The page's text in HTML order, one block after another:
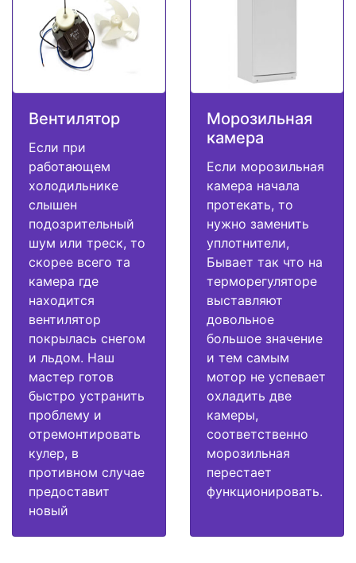
Вентилятор
Если при
работающем
холодильнике
слышен
подозрительный
шум или треск, то
скорее всего та
камера где
находится
вентилятор
покрылась снегом
и льдом. Наш
мастер готов
быстро устранить
проблему и
отремонтировать
кулер, в
противном случае
предоставит
новый
Морозильная
камера
Если морозильная
камера начала
протекать, то
нужно заменить
уплотнители,
Бывает так что на
терморегуляторе
выставляют
довольное
большое значение
и тем самым
мотор не успевает
охладить две
камеры,
соответственно
морозильная
перестает
функционировать.